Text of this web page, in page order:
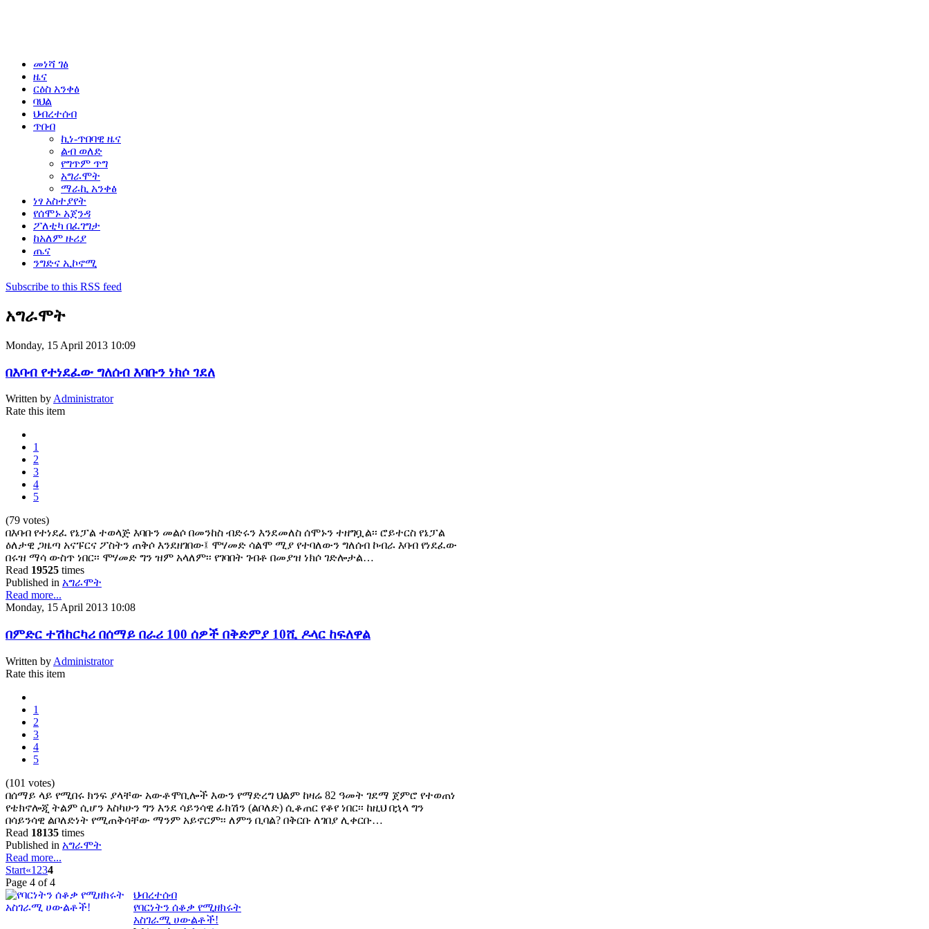
መነሻ ገፅ
ዜና
ርዕስ አንቀፅ
ባህል
ህብረተሰብ
ጥበብ
ኪነ-ጥበባዊ ዜና
ልብ ወለድ
የግጥም ጥግ
አግራሞት
ማራኪ አንቀፅ
ነፃ አስተያየት
የሰሞኑ አጀንዳ
ፖለቲካ በፈገግታ
ከአለም ዙሪያ
ጤና
ንግድና ኢኮኖሚ
Subscribe to this RSS feed
አግራሞት
Monday, 15 April 2013 10:09
በእባብ የተነደፈው ግለሰብ እባቡን ነክሶ ገደለ
Written by Administrator
Rate this item
1
2
3
4
5
(79 votes)
በእባብ የተነደፈ የኔፓል ተወላጅ እባቡን መልሶ በመንከስ ብድሩን እንደመለስ ሰሞኑን ተዘግቧል፡፡ ሮይተርስ የኔፓል
ዕለታዊ ጋዜጣ አናፑርና ፖስትን ጠቅሶ እንደዘገበው፤ ሞሃመድ ሳልሞ ሚያ የተባለውን ግለሰብ ኮብራ እባብ የነደፈው
በሩዝ ማሳ ውስጥ ነበር፡፡ ሞሃመድ ግን ዝም አላለም፡፡ የገባበት ገብቶ በመያዝ ነክሶ ገድሎታል…
Read 19525 times
Published in አግራሞት
Read more...
Monday, 15 April 2013 10:08
በምድር ተሽከርካሪ በሰማይ በራሪ 100 ሰዎች በቅድምያ 10ሺ ዶላር ከፍለዋል
Written by Administrator
Rate this item
1
2
3
4
5
(101 votes)
በሰማይ ላይ የሚበሩ ክንፍ ያላቸው አውቶሞቢሎች እውን የማድረግ ህልም ከዛሬ 82 ዓመት ገደማ ጀምሮ የተወጠነ
የቴክኖሎጂ ትልም ሲሆን እስካሁን ግን እንደ ሳይንሳዊ ፊክሽን (ልቦለድ) ሲቆጠር የቆየ ነበር፡፡ ከዚህ በኋላ ግን
በሳይንሳዊ ልቦለድነት የሚጠቅሳቸው ማንም አይኖርም፡፡ ለምን ቢባል? በቅርቡ ለገበያ ሊቀርቡ…
Read 18135 times
Published in አግራሞት
Read more...
Start«1 234
Page 4 of 4
ህብረተሰብ
የባርነትን ሰቆቃ የሚዘክሩት
አስገራሚ ሀውልቶች!